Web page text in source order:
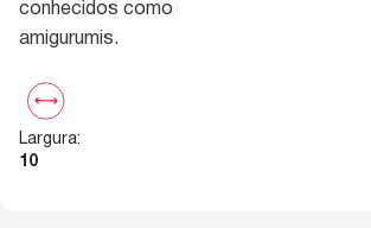
conhecidos como
amigurumis.
Largura:
10